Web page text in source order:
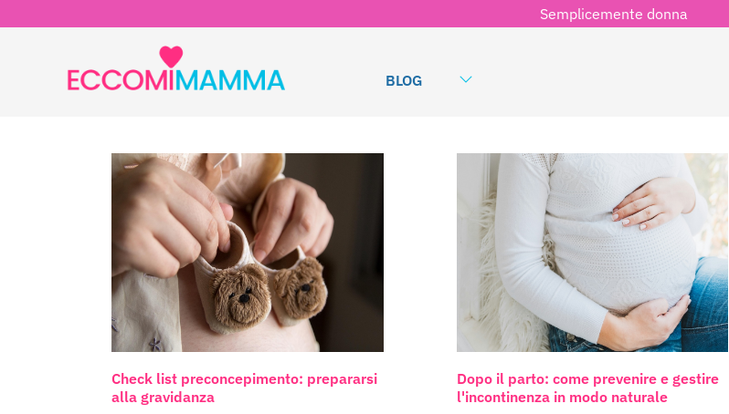
Semplicemente donna
BLOG
Check list preconcepimento: prepararsi
alla gravidanza
Dopo il parto: come prevenire e gestire
l'incontinenza in modo naturale